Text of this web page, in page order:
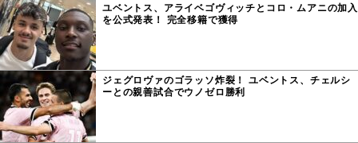
ユベントス、アライベゴヴィッチとコロ・ムアニの加入
を公式発表！ 完全移籍で獲得
ジェグロヴァのゴラッソ炸裂！ ユベントス、チェルシ
ーとの親善試合でウノゼロ勝利